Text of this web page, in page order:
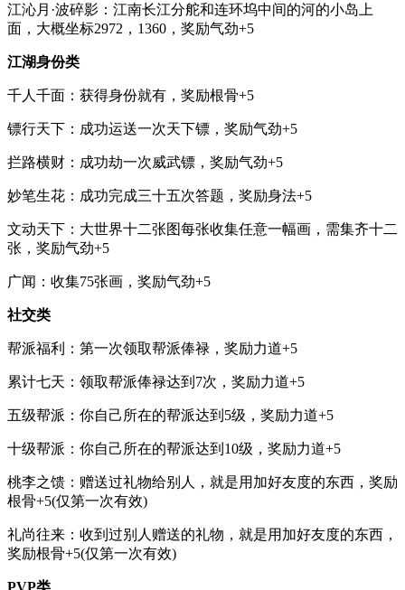
江沁月·波碎影：江南长江分舵和连环坞中间的河的小岛上
面，大概坐标2972，1360，奖励气劲+5
江湖身份类
千人千面：获得身份就有，奖励根骨+5
镖行天下：成功运送一次天下镖，奖励气劲+5
拦路横财：成功劫一次威武镖，奖励气劲+5
妙笔生花：成功完成三十五次答题，奖励身法+5
文动天下：大世界十二张图每张收集任意一幅画，需集齐十二
张，奖励气劲+5
广闻：收集75张画，奖励气劲+5
社交类
帮派福利：第一次领取帮派俸禄，奖励力道+5
累计七天：领取帮派俸禄达到7次，奖励力道+5
五级帮派：你自己所在的帮派达到5级，奖励力道+5
十级帮派：你自己所在的帮派达到10级，奖励力道+5
桃李之馈：赠送过礼物给别人，就是用加好友度的东西，奖励
根骨+5(仅第一次有效)
礼尚往来：收到过别人赠送的礼物，就是用加好友度的东西，
奖励根骨+5(仅第一次有效)
PVP类